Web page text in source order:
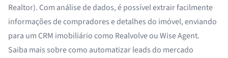
Realtor). Com análise de dados, é possível extrair facilmente
informações de compradores e detalhes do imóvel, enviando
para um CRM imobiliáriocomo Realvolve ou Wise Agent.
Saiba mais sobrecomo automatizar leads do mercado